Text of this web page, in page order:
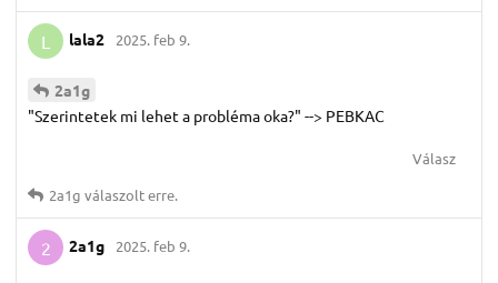
L lala2 2025. feb 9.
2a1g
"Szerintetek mi lehet a probléma oka?" --> PEBKAC
Válasz
2a1g válaszolt erre.
2 2a1g 2025. feb 9.